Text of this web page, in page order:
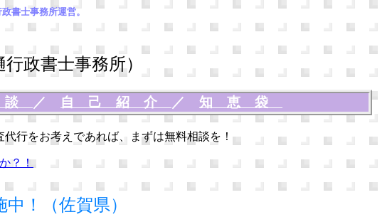
書士事務所運営。
政書士事務所）
／ 自己紹介 ／ 知恵袋
行をお考えであれば、まずは無料相談を！
？！
！（佐賀県）